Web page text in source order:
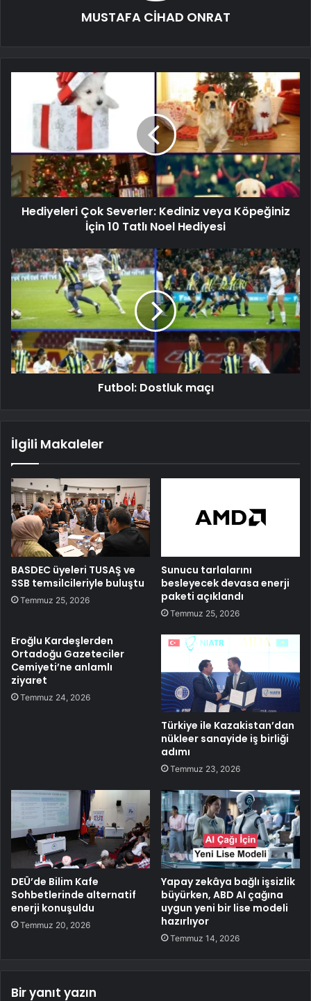
MUSTAFA CİHAD ONRAT
Hediyeleri Çok Severler: Kediniz veya Köpeğiniz
İçin 10 Tatlı Noel Hediyesi
Futbol: Dostluk maçı
İlgili Makaleler
BASDEC üyeleri TUSAŞ ve
SSB temsilcileriyle buluştu
Temmuz 25, 2026
Sunucu tarlalarını
besleyecek devasa enerji
paketi açıklandı
Temmuz 25, 2026
Eroğlu Kardeşlerden
Ortadoğu Gazeteciler
Cemiyeti’ne anlamlı
ziyaret
Temmuz 24, 2026
Türkiye ile Kazakistan’dan
nükleer sanayide iş birliği
adımı
Temmuz 23, 2026
DEÜ’de Bilim Kafe
Sohbetlerinde alternatif
enerji konuşuldu
Temmuz 20, 2026
Yapay zekâya bağlı işsizlik
büyürken, ABD AI çağına
uygun yeni bir lise modeli
hazırlıyor
Temmuz 14, 2026
Bir yanıt yazın